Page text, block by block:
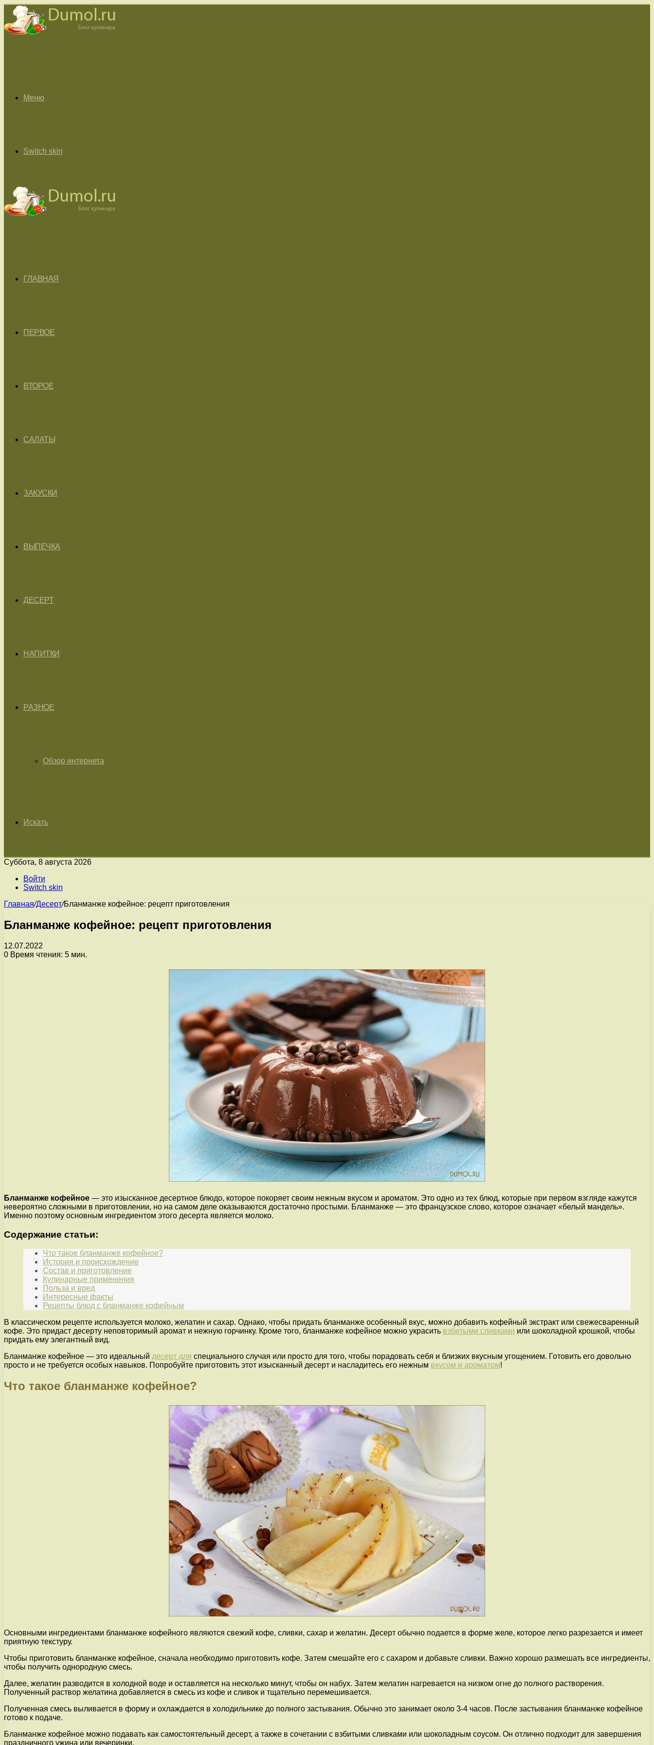
Меню
Switch skin
ГЛАВНАЯ
ПЕРВОЕ
ВТОРОЕ
САЛАТЫ
ЗАКУСКИ
ВЫПЕЧКА
ДЕСЕРТ
НАПИТКИ
РАЗНОЕ
Обзор интернета
Искать
Суббота, 8 августа 2026
Войти
Switch skin
Главная/Десерт/Бланманже кофейное: рецепт приготовления
Бланманже кофейное: рецепт приготовления
12.07.2022
0 Время чтения: 5 мин.
Бланманже кофейное — это изысканное десертное блюдо, которое покоряет своим нежным вкусом и ароматом. Это одно из тех блюд, которые при первом взгляде кажутся
невероятно сложными в приготовлении, но на самом деле оказываются достаточно простыми. Бланманже — это французское слово, которое означает «белый мандель».
Именно поэтому основным ингредиентом этого десерта является молоко.
Содержание статьи:
Что такое бланманже кофейное?
История и происхождение
Состав и приготовление
Кулинарные применения
Польза и вред
Интересные факты
Рецепты блюд с бланманже кофейным
В классическом рецепте используется молоко, желатин и сахар. Однако, чтобы придать бланманже особенный вкус, можно добавить кофейный экстракт или свежесваренный
кофе. Это придаст десерту неповторимый аромат и нежную горчинку. Кроме того, бланманже кофейное можно украсить взбитыми сливками или шоколадной крошкой, чтобы
придать ему элегантный вид.
Бланманже кофейное — это идеальный десерт для специального случая или просто для того, чтобы порадовать себя и близких вкусным угощением. Готовить его довольно
просто и не требуется особых навыков. Попробуйте приготовить этот изысканный десерт и насладитесь его нежным вкусом и ароматом!
Что такое бланманже кофейное?
Основными ингредиентами бланманже кофейного являются свежий кофе, сливки, сахар и желатин. Десерт обычно подается в форме желе, которое легко разрезается и имеет
приятную текстуру.
Чтобы приготовить бланманже кофейное, сначала необходимо приготовить кофе. Затем смешайте его с сахаром и добавьте сливки. Важно хорошо размешать все ингредиенты,
чтобы получить однородную смесь.
Далее, желатин разводится в холодной воде и оставляется на несколько минут, чтобы он набух. Затем желатин нагревается на низком огне до полного растворения.
Полученный раствор желатина добавляется в смесь из кофе и сливок и тщательно перемешивается.
Полученная смесь выливается в форму и охлаждается в холодильнике до полного застывания. Обычно это занимает около 3-4 часов. После застывания бланманже кофейное
готово к подаче.
Бланманже кофейное можно подавать как самостоятельный десерт, а также в сочетании с взбитыми сливками или шоколадным соусом. Он отлично подходит для завершения
праздничного ужина или вечеринки.